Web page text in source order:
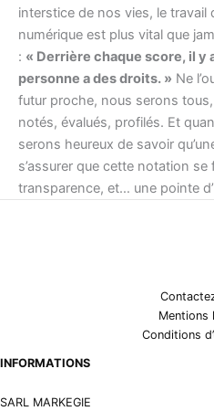
interstice de nos vies, le travail
numérique est plus vital que
: « Derrière chaque score, il y
personne a des droits. » Ne
futur proche, nous serons
notés, évalués, profilés. Et
serons heureux de savoir
s’assurer que cette notation se
transparence, et… une pointe
Mentions
Conditions
INFORMATIONS
SARL MARKEGIE